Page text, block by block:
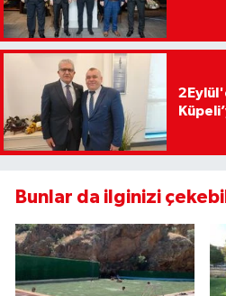
Bunlar da ilginizi